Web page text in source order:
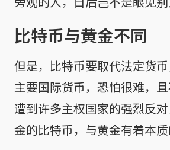
比特币与黄金不同
但是，比特币要取代法定货
主要国际货币，恐怕很难，
遭到许多主权国家的强烈反
金的比特币，与黄金有着本质